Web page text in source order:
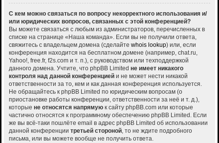
С кем можно связаться по вопросу некорректного использования и/
или юридических вопросов, связанных с этой конференцией?
Вы можете связаться с любым из администраторов, перечисленных в
списке на странице «Наша команда». Если вы не получили ответа,
свяжитесь с владельцем домена (сделайте whois lookup) или, если
конференция находится на бесплатном домене (например, chat.ru,
Yahoo!, free.fr, f2s.com и т. п.), с руководством или техподдержкой
данного домена. Учтите, что phpBB Limited не имеет никакого
контроля над данной конференцией и не может нести никакой
ответственности за то, кем и как данная конференция используется.
Не обращайтесь к phpBB Limited по юридическим вопросам (о
приостановке работы конференции, ответственности за неё и т. д.),
которые не относятся напрямую к сайту phpBB.com или которые
частично относятся к программному обеспечению phpBB Limited. Если
же вы всё-таки пошлёте email в адрес phpBB Limited об использовании
данной конференции третьей стороной, то не ждите подробного
письма, или вы можете вообще не получить ответа.